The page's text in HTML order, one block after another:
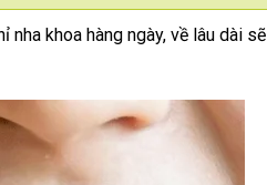
khoa hàng ngày, về lâu dài sẽ